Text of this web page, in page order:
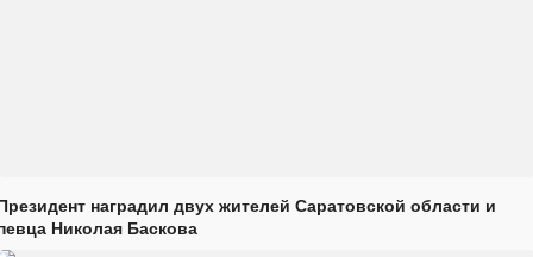
наградил двух жителей Саратовской области и
Николая Баскова